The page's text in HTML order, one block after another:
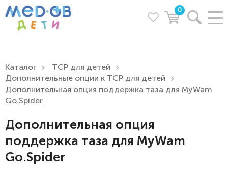
0
Каталог
ТСР для детей
Дополнительные опции к ТСР для детей
Дополнительная опция поддержка таза для MyWam
Go.Spider
Дополнительная опция
поддержка таза для MyWam
Go.Spider